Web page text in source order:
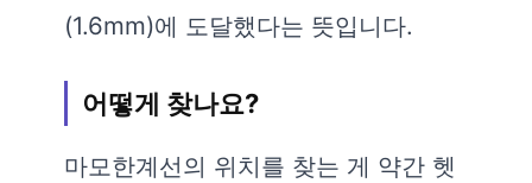
(1.6mm)에 도달했다는 뜻입니다.
어떻게 찾나요?
마모한계선의 위치를 찾는 게 약간 헷